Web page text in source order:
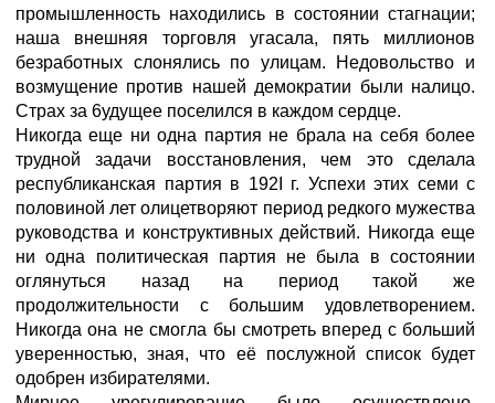
промышленность находились в состоянии стагнации;
наша внешняя торговля угасала, пять миллионов
безработных слонялись по улицам. Недовольство и
возмущение против нашей демократии были налицо.
Страх за 6удущее поселился в каждом сердце.
Никогда еще ни одна партия не брала на себя более
трудной задачи восстановления, чем это сделала
республиканская партия в 192I г. Успехи этих семи с
половиной лет олицетворяют период редкого мужества
руководства и конструктивных действий. Никогда еще
ни одна политическая партия не была в состоянии
оглянуться назад на период такой же
продолжительности с большим удовлетворением.
Никогда она не смогла бы смотреть вперед с больший
уверенностью, зная, что её послужной список будет
одобрен избирателями.